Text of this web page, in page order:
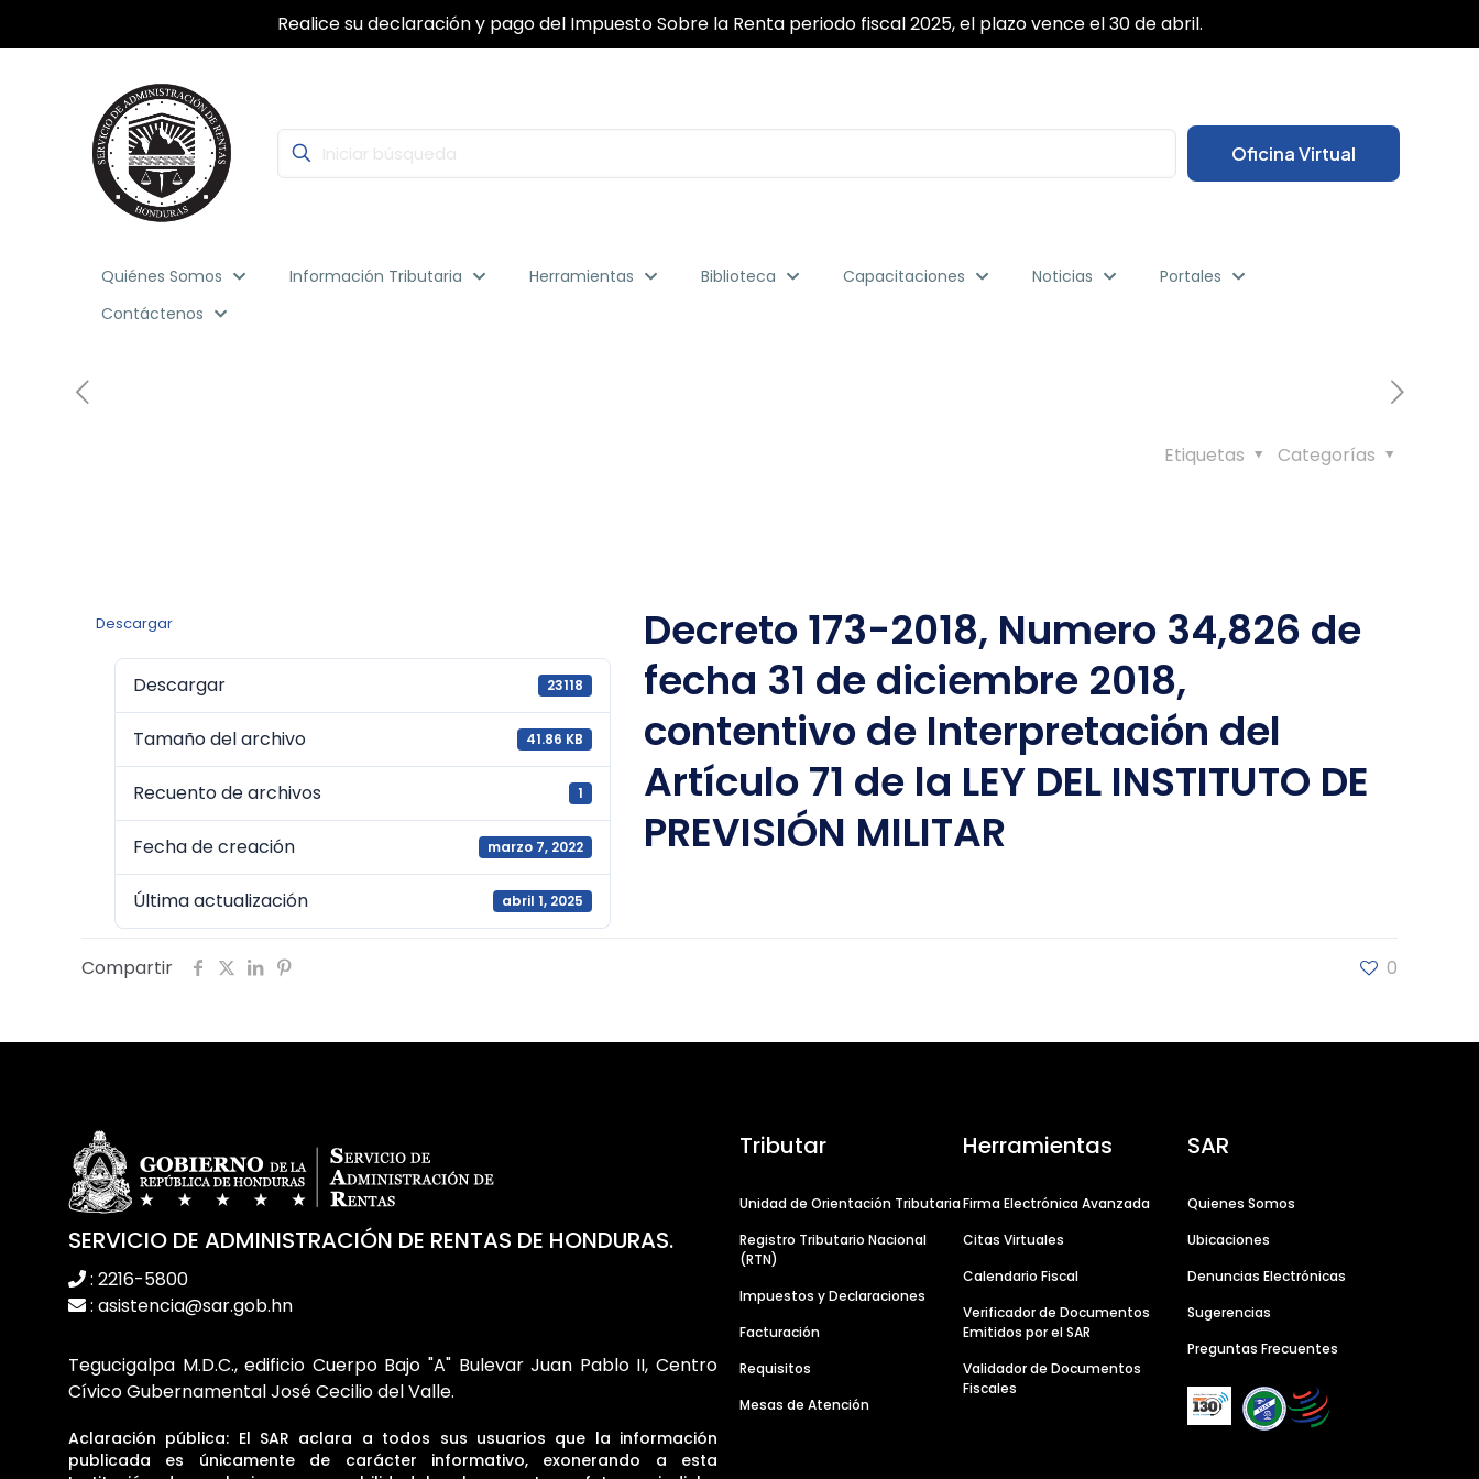
Realice su declaración y pago del Impuesto Sobre la Renta periodo fiscal 2025, el plazo vence el 30 de abril.
Oficina Virtual
Quiénes Somos Información Tributaria Herramientas Biblioteca Capacitaciones Noticias
Portales
Contáctenos
Categorías
Etiquetas
Descargar
Descargar 23118
Tamaño del archivo 41.86 KB
Recuento de archivos 1
Fecha de creación marzo 7, 2022
Última actualización abril 1, 2025
Decreto 173-2018, Numero 34,826 de
fecha 31 de diciembre 2018,
contentivo de Interpretación del
Artículo 71 de la LEY DEL INSTITUTO DE
PREVISIÓN MILITAR
Compartir 0
SERVICIO DE ADMINISTRACIÓN DE RENTAS DE HONDURAS.
: 2216-5800
: asistencia@sar.gob.hn
Tegucigalpa M.D.C., edificio Cuerpo Bajo "A" Bulevar Juan Pablo II, Centro
Cívico Gubernamental José Cecilio del Valle.
Aclaración pública: El SAR aclara a todos sus usuarios que la información
publicada es únicamente de carácter informativo, exonerando a esta
Tributar
Unidad de Orientación Tributaria
Registro Tributario Nacional
(RTN)
Impuestos y Declaraciones
Facturación
Requisitos
Mesas de Atención
Herramientas
Firma Electrónica Avanzada
Citas Virtuales
Calendario Fiscal
Verificador de Documentos
Emitidos por el SAR
Validador de Documentos
Fiscales
SAR
Quienes Somos
Ubicaciones
Denuncias Electrónicas
Sugerencias
Preguntas Frecuentes